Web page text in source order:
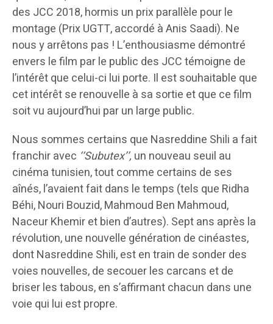
des JCC 2018, hormis un prix parallèle pour le
montage (Prix UGTT, accordé à Anis Saadi). Ne
nous y arrêtons pas ! L’enthousiasme démontré
envers le film par le public des JCC témoigne de
l’intérêt que celui-ci lui porte. Il est souhaitable que
cet intérêt se renouvelle à sa sortie et que ce film
soit vu aujourd’hui par un large public.
Nous sommes certains que Nasreddine Shili a fait
franchir avec ‘‘Subutex’’, un nouveau seuil au
cinéma tunisien, tout comme certains de ses
aînés, l’avaient fait dans le temps (tels que Ridha
Béhi, Nouri Bouzid, Mahmoud Ben Mahmoud,
Naceur Khemir et bien d’autres). Sept ans après la
révolution, une nouvelle génération de cinéastes,
dont Nasreddine Shili, est en train de sonder des
voies nouvelles, de secouer les carcans et de
briser les tabous, en s’affirmant chacun dans une
voie qui lui est propre.